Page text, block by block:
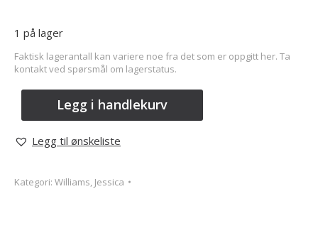
1 på lager
Faktisk lagerantall kan variere noe fra det som er oppgitt her. Ta
kontakt ved spørsmål om lagerstatus.
Legg i handlekurv
Legg til ønskeliste
Kategori: Williams, Jessica